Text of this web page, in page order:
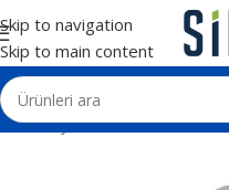
Skip to navigation
Skip to main content
Ana Sayfa Tekstil Ürünleri